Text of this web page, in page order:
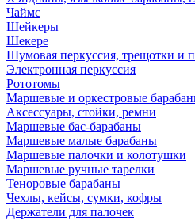
Чаймс
Шейкеры
Шекере
Шумовая перкуссия, трещотки и
Электронная перкуссия
Рототомы
Маршевые и оркестровые
Аксессуары, стойки, ремни
Маршевые бас-барабаны
Маршевые малые барабаны
Маршевые палочки и колотушки
Маршевые ручные тарелки
Теноровые барабаны
Чехлы, кейсы, сумки, кофры
Держатели для палочек